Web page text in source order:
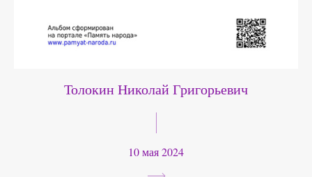
Толокин Николай Григорьевич
10 мая 2024